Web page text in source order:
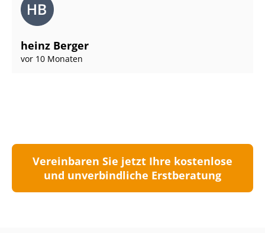
heinz Berger
vor 10 Monaten
Vereinbaren Sie jetzt Ihre kostenlose
und unverbindliche Erstberatung